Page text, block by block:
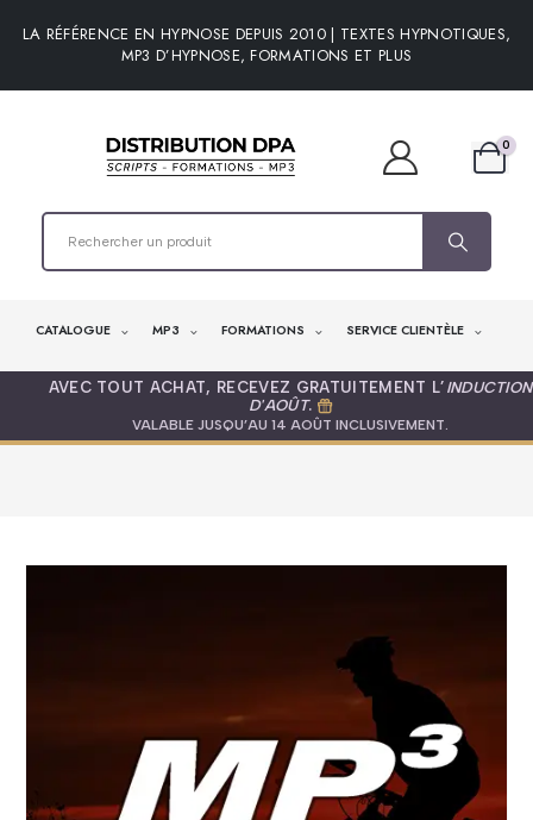
LA RÉFÉRENCE EN HYPNOSE DEPUIS 2010 | TEXTES HYPNOTIQUES,
MP3 D’HYPNOSE, FORMATIONS ET PLUS
0
CATALOGUE MP3 FORMATIONS SERVICE CLIENTÈLE
AVEC TOUT ACHAT, RECEVEZ GRATUITEMENT L’ INDUCTION
D'AOÛT.
VALABLE JUSQU’AU 14 AOÛT INCLUSIVEMENT.